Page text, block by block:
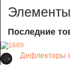
Последние
Дефлекторы